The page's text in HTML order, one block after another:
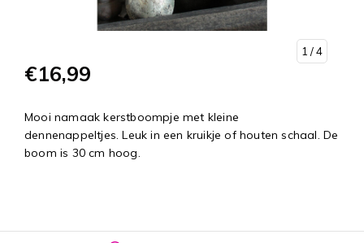
1 / 4
€16,99
Mooi namaak kerstboompje met kleine
dennenappeltjes. Leuk in een kruikje of houten schaal. De
boom is 30 cm hoog.